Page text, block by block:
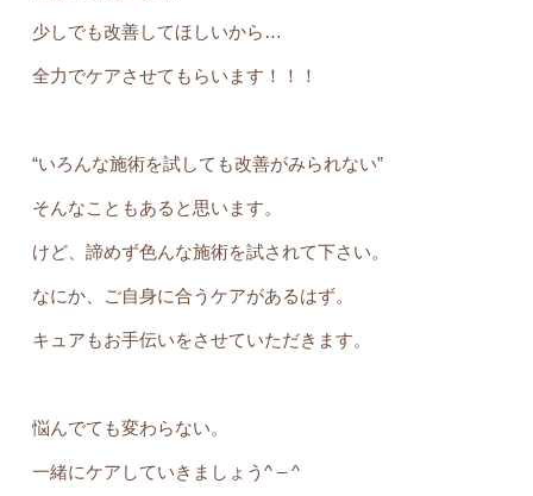
少しでも改善してほしいから…
全力でケアさせてもらいます！！！
“いろんな施術を試しても改善がみられない”
そんなこともあると思います。
けど、諦めず色んな施術を試されて下さい。
なにか、ご自身に合うケアがあるはず。
キュアもお手伝いをさせていただきます。
悩んでても変わらない。
一緒にケアしていきましょう^ – ^